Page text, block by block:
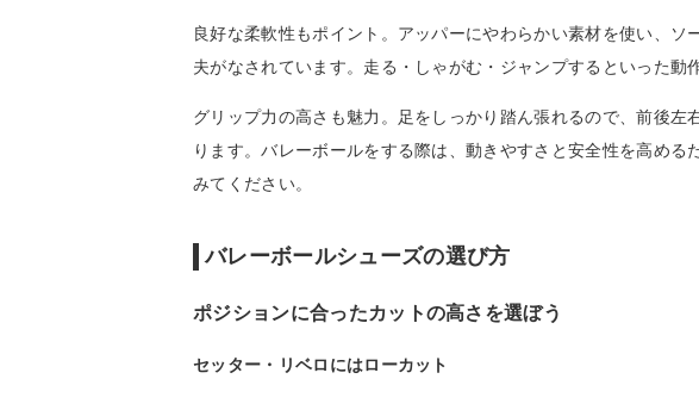
良好な柔軟性もポイント。アッパーにやわらかい素材を使い、ソ
夫がなされています。走る・しゃがむ・ジャンプするといった動
グリップ力の高さも魅力。足をしっかり踏ん張れるので、前後左
ります。バレーボールをする際は、動きやすさと安全性を高める
みてください。
バレーボールシューズの選び方
ポジションに合ったカットの高さを選ぼう
セッター・リベロにはローカット